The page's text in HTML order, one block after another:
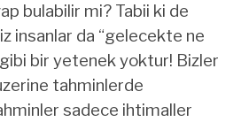
bulabilir mi? Tabii ki de
insanlar da “gelecekte ne
gibi bir yetenek yoktur! Bizler
tahminlerde
sadece ihtimaller